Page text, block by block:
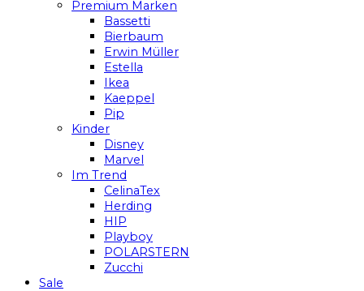
Premium Marken
Bassetti
Bierbaum
Erwin Müller
Estella
Ikea
Kaeppel
Pip
Kinder
Disney
Marvel
Im Trend
CelinaTex
Herding
HIP
Playboy
POLARSTERN
Zucchi
Sale